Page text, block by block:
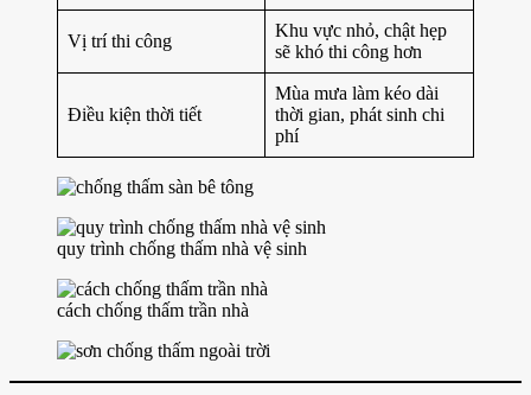
Vị trí thi công
Khu vực nhỏ, chật hẹp
sẽ khó thi công hơn
Điều kiện thời tiết
Mùa mưa làm kéo dài
thời gian, phát sinh chi
phí
quy trình chống thấm nhà vệ sinh
cách chống thấm trần nhà